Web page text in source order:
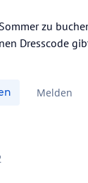
zu
Dresscode
Melden